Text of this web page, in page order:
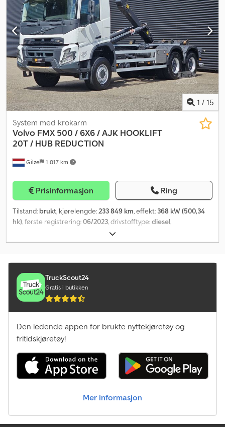
1 / 15
Gilze 1 017 km
System med krokarm
Volvo FMX 500 / 6X6 / AJK HOOKLIFT
20T / HUB REDUCTION
Prisinformasjon Ring
Tilstand: brukt, kjørelengde: 233 849 km, effekt: 368 kW (500,34
hk) , første registrering:06/2023 , drivstofftype:diesel
, akselkonfigurasjon:
diesel, bremser:motorbremsing, farge:hvit, girtype:automatisk,
AdBlue, aircondition, antispinnsystem, cruise control,
differensialsperre, elektrisk vindusregulering,
navigasjonssystem, sentral låsing, servostyring, setevarmer,
spoiler, tilhengerkobling
TruckScout24
Gratis i butikken
Den ledende appen for brukte nyttekjøretøy og
fritidskjøretøy!
Mer informasjon